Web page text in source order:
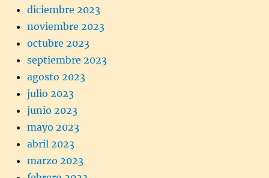
diciembre 2023
noviembre 2023
octubre 2023
septiembre 2023
agosto 2023
julio 2023
junio 2023
mayo 2023
abril 2023
marzo 2023